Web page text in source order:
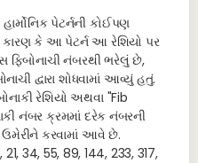
પેટર્નની કોઈપણ
કે આ પેટર્ન આ રેશિયો પર
ફિબોનાચી નંબરથી ભરેલું છે,
દ્વારા શોધવામાં આવ્યું હતું.
રેશિયો અથવા "Fib
નંબર ક્રમમાં દરેક નંબરની
કરવામાં આવે છે.
21, 34, 55, 89, 144, 233, 317,